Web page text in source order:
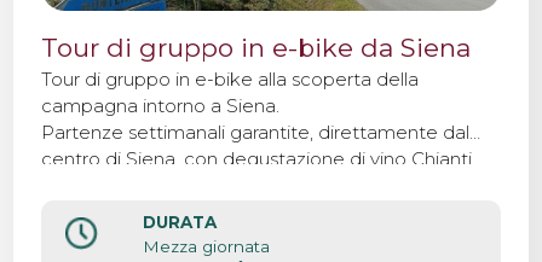
Tour di gruppo in e-bike da Siena
Tour di gruppo in e-bike alla scoperta della
campagna intorno a Siena.
Partenze settimanali garantite, direttamente dal
centro di Siena, con degustazione di vino Chianti
DURATA
Mezza giornata
Noleggio bici
Chi siamo
Contatti